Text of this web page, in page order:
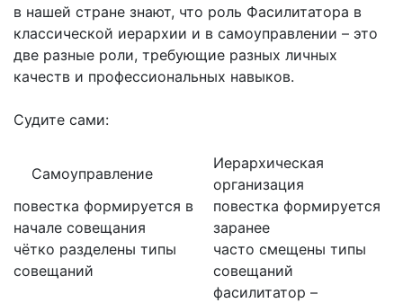
в нашей стране знают, что роль Фасилитатора в
классической иерархии и в самоуправлении – это
две разные роли, требующие разных личных
качеств и профессиональных навыков.
Судите сами:
Самоуправление
Иерархическая
организация
повестка формируется в
начале совещания
повестка формируется
заранее
чётко разделены типы
совещаний
часто смещены типы
совещаний
фасилитатор –